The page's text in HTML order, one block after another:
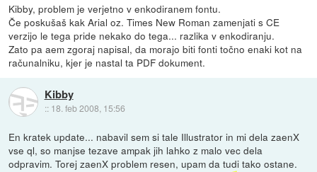
Kibby, problem je verjetno v enkodiranem fontu.
Če poskušaš kak Arial oz. Times New Roman zamenjati s CE
verzijo le tega pride nekako do tega... razlika v enkodiranju.
Zato pa aem zgoraj napisal, da morajo biti fonti točno enaki kot na
računalniku, kjer je nastal ta PDF dokument.
Kibby
:: 18. feb 2008, 15:56
En kratek update... nabavil sem si tale Illustrator in mi dela zaenX
vse ql, so manjse tezave ampak jih lahko z malo vec dela
odpravim. Torej zaenX problem resen, upam da tudi tako ostane.